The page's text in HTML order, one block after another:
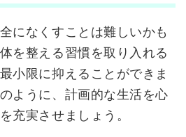
になくすことは難しいかも
を整える習慣を取り入れる
小限に抑えることができま
ように、計画的な生活を心
充実させましょう。